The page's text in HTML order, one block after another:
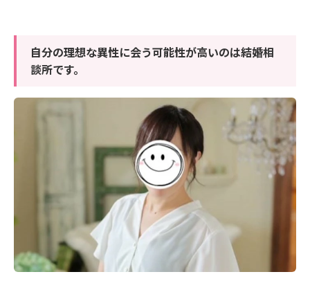
自分の理想な異性に会う可能性が高いのは結婚相
談所です。